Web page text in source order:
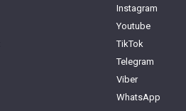
Instagram
Youtube
TikTok
Telegram
Viber
WhatsApp